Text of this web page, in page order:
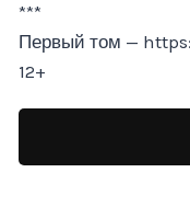
***
Первый том —
12+